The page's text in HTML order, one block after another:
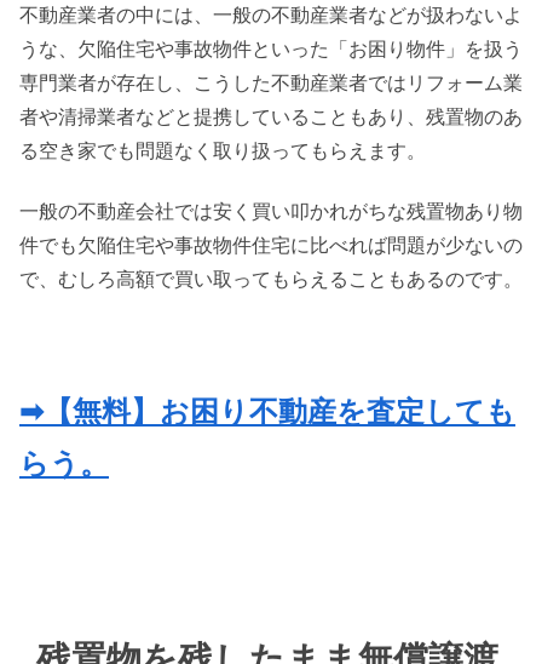
不動産業者の中には、一般の不動産業者などが扱わないよ
うな、欠陥住宅や事故物件といった「お困り物件」を扱う
専門業者が存在し、こうした不動産業者ではリフォーム業
者や清掃業者などと提携していることもあり、残置物のあ
る空き家でも問題なく取り扱ってもらえます。
一般の不動産会社では安く買い叩かれがちな残置物あり物
件でも欠陥住宅や事故物件住宅に比べれば問題が少ないの
で、むしろ高額で買い取ってもらえることもあるのです。
➡【無料】お困り不動産を査定しても
らう。